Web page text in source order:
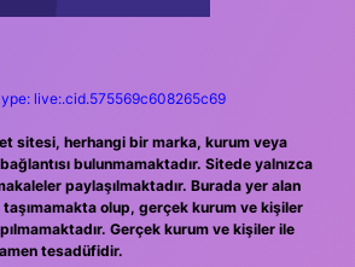
live:.cid.575569c608265c69
sitesi, herhangi bir marka, kurum veya
bulunmamaktadır. Sitede yalnızca
paylaşılmaktadır. Burada yer alan
olup, gerçek kurum ve kişiler
Gerçek kurum ve kişiler ile
tesadüfidir.